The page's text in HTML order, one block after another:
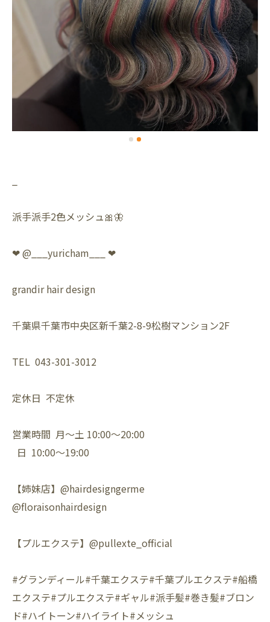
派手派手2色メッシュ🎀🦋
❤︎ @___yuricham___ ❤︎
grandir hair design
千葉県千葉市中央区新千葉2-8-9松樹マンション2F
TEL 043-301-3012
定休日 不定休
営業時間 月〜土 10:00〜20:00
日 10:00〜19:00
【姉妹店】@hairdesigngerme
@floraisonhairdesign
【プルエクステ】@pullexte_official
#グランディール#千葉エクステ#千葉プルエクステ#船橋
エクステ#プルエクステ#ギャル#派手髪#巻き髪#ブロン
ド#ハイトーン#ハイライト#メッシュ